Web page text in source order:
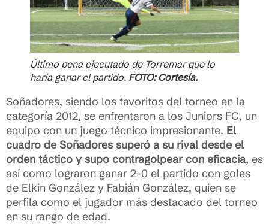
Último pena ejecutado de Torremar que lo
haría ganar el partido. FOTO: Cortesía.
Soñadores, siendo los favoritos del torneo en la
categoría 2012, se enfrentaron a los Juniors FC, un
equipo con un juego técnico impresionante. El
cuadro de Soñadores superó a su rival desde el
orden táctico y supo contragolpear con eficacia, es
así como lograron ganar 2-0 el partido con goles
de Elkin González y Fabián González, quien se
perfila como el jugador más destacado del torneo
en su rango de edad.